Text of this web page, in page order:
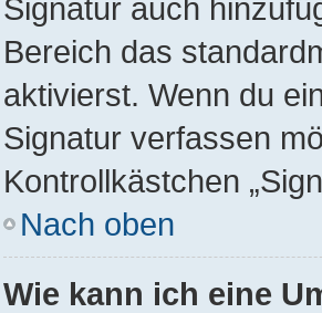
Signatur auch
Bereich das
aktivierst. Wenn du
Signatur verfassen
Kontrollkästchen
Nach oben
Wie kann ich eine